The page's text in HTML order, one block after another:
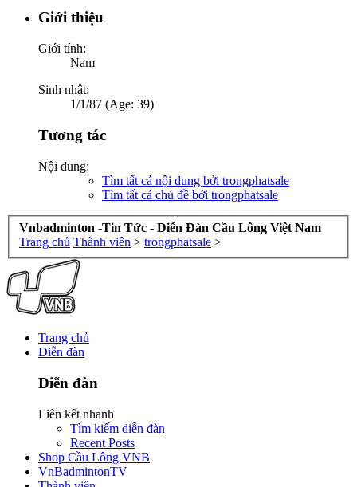
Giới thiệu
Giới tính:
Nam
Sinh nhật:
1/1/87 (Age: 39)
Tương tác
Nội dung:
Tìm tất cả nội dung bởi trongphatsale
Tìm tất cả chủ đề bởi trongphatsale
Vnbadminton -Tin Tức - Diễn Đàn Cầu Lông Việt Nam
Trang chủ Thành viên > trongphatsale >
Trang chủ
Diễn đàn
Diễn đàn
Liên kết nhanh
Tìm kiếm diễn đàn
Recent Posts
Shop Cầu Lông VNB
VnBadmintonTV